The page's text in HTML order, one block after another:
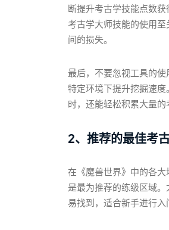
断提升考古学技能点数
考古学大师技能的使用
间的损失。
最后，不要忽视工具的
特定环境下提升挖掘速
时，还能轻松积累大量的
2、推荐的最佳考
在《魔兽世界》中的各
是最为推荐的练级区域
易找到，适合新手进行入